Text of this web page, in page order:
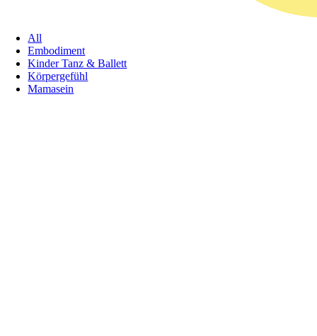
All
Embodiment
Kinder Tanz & Ballett
Körpergefühl
Mamasein